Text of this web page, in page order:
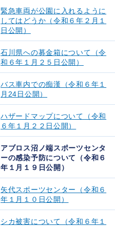
緊急車両が公園に入れるように
してはどうか（令和６年２月１
日公開）
石川県への募金箱について（令
和６年１月２５日公開）
バス車内での痴漢（令和６年１
月24日公開）
ハザードマップについて（令和
６年１月２２日公開）
アブロス沼ノ端スポーツセンタ
ーの感染予防について（令和６
年１月１９日公開）
矢代スポーツセンター（令和６
年１月１０日公開）
シカ被害について（令和６年１